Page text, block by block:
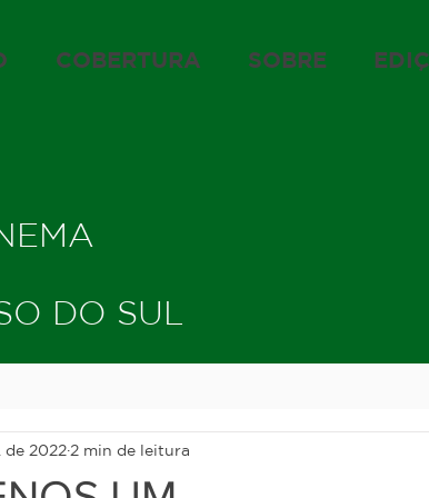
COBERTURA SOBRE
DO SUL
de 2022 2 min de leitura